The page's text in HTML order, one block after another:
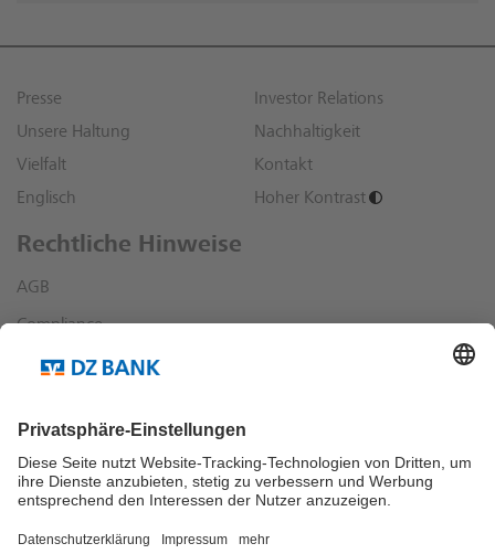
Presse
Investor Relations
Unsere Haltung
Nachhaltigkeit
Vielfalt
Kontakt
Englisch
Hoher Kontrast
Rechtliche Hinweise
AGB
Compliance
Datenschutz
Sonstige rechtliche Hinweise
Richtlinien und Informationen